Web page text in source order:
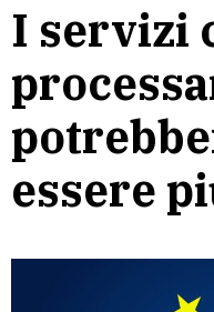
I servizi
essere